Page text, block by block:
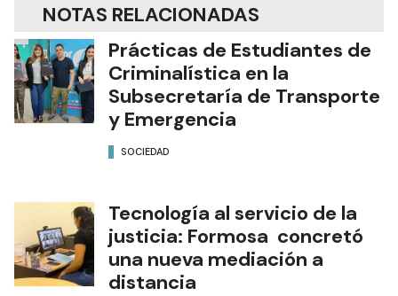
NOTAS RELACIONADAS
Prácticas de Estudiantes de
Criminalística en la
Subsecretaría de Transporte
y Emergencia
SOCIEDAD
Tecnología al servicio de la
justicia: Formosa concretó
una nueva mediación a
distancia